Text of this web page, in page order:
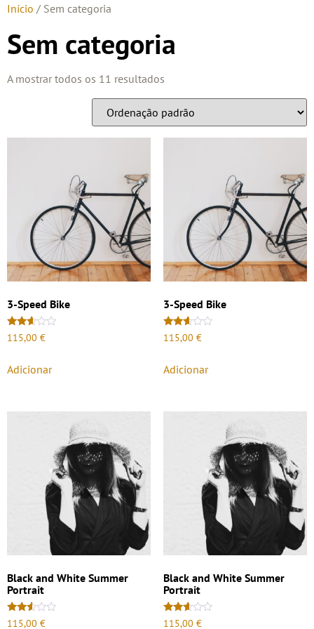
Início / Sem categoria
Sem categoria
A mostrar todos os 11 resultados
3-Speed Bike
Avaliação
2.50
115,00 €
Adicionar
3-Speed Bike
Avaliação
2.51
115,00 €
Adicionar
Black and White Summer
Portrait
Avaliação
115,00 €
Black and White Summer
Portrait
Avaliação
115,00 €